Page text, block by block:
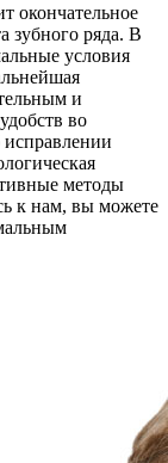
окончательное
зубного ряда. В
условия
и
во
исправлении
методы
к нам, вы можете